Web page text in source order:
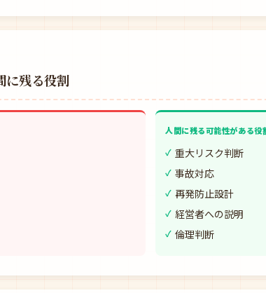
に残る役割
人間に残る可能性がある役
重大リスク判断
事故対応
再発防止設計
経営者への説明
倫理判断